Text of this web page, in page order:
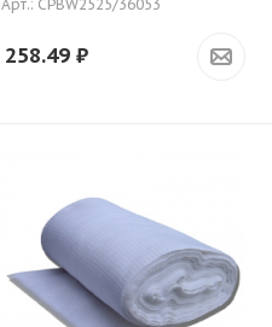
Арт.: СРBW2525/36053
258.49₽